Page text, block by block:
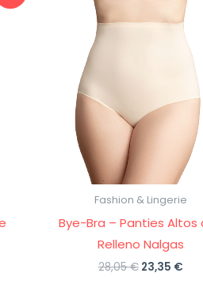
Fashion & Lingerie
Bye-Bra – Panties Altos
Relleno Nalgas
28,05€ El
23,35 €El